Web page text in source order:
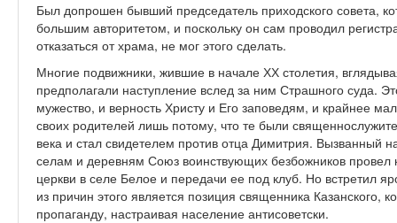
Был допрошен бывший председатель приходского совета,
большим авторитетом, и поскольку он сам проводил
отказаться от храма, не мог этого сделать.
Многие подвижники, жившие в начале ХХ столетия,
предполагали наступление вслед за ним Страшного суда.
мужество, и верность Христу и Его заповедям, и крайнее
своих родителей лишь потому, что те были
века и стал свидетелем против отца Димитрия. Вызванный
селам и деревням Союз воинствующих безбожников
церкви в селе Белое и передачи ее под клуб. Но встретил
из причин этого является позиция священника Казанского,
пропаганду, настраивая население антисоветски.